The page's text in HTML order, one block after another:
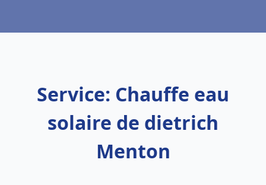
Service: Chauffe eau
solaire de dietrich
Menton